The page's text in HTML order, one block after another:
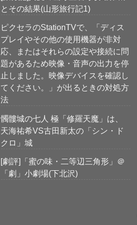
とその結果(山形旅行記1)
ピクセラのStationTVで、「ディス
プレイやその他の使用機器が非対
応、またはそれらの設定や接続に問
題があるため映像・音声の出力を停
止しました。映像デバイスを確認し
てください。」が出るときの対処方
法
髑髏城の七人 極「修羅天魔」は、
天海祐希VS古田新太の「シン・ド
クロ」城
[劇評]「蜜の味・二等辺三角形」＠
「劇」小劇場(下北沢)